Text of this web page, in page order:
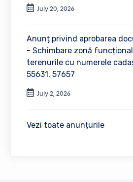
July 20, 2026
Anunț privind aprobarea
- Schimbare zonă
terenurile cu numerele
55631, 57657
July 2, 2026
Vezi toate anunțurile